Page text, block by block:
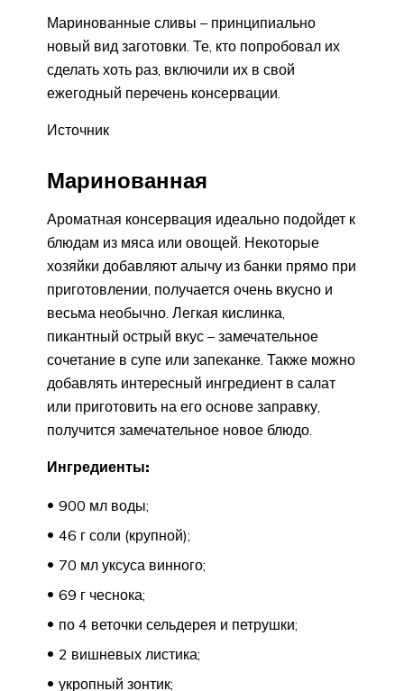
Маринованные сливы – принципиально
новый вид заготовки. Те, кто попробовал их
сделать хоть раз, включили их в свой
ежегодный перечень консервации.
Источник
Маринованная
Ароматная консервация идеально подойдет к
блюдам из мяса или овощей. Некоторые
хозяйки добавляют алычу из банки прямо при
приготовлении, получается очень вкусно и
весьма необычно. Легкая кислинка,
пикантный острый вкус – замечательное
сочетание в супе или запеканке. Также можно
добавлять интересный ингредиент в салат
или приготовить на его основе заправку,
получится замечательное новое блюдо.
Ингредиенты:
900 мл воды;
46 г соли (крупной);
70 мл уксуса винного;
69 г чеснока;
по 4 веточки сельдерея и петрушки;
2 вишневых листика;
укропный зонтик;